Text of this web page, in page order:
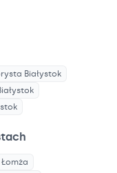
Białystok
Łomża